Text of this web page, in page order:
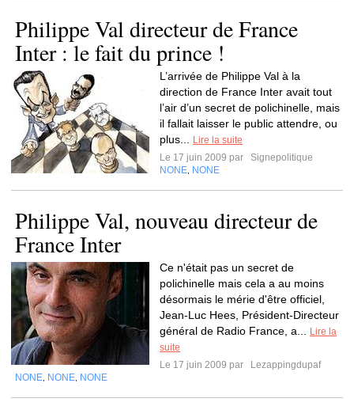
Philippe Val directeur de France
Inter : le fait du prince !
L’arrivée de Philippe Val à la
direction de France Inter avait tout
l’air d’un secret de polichinelle, mais
il fallait laisser le public attendre, ou
plus...
Lire la suite
Le 17 juin 2009 par
Signepolitique
NONE NONE
Philippe Val, nouveau directeur de
France Inter
Ce n'était pas un secret de
polichinelle mais cela a au moins
désormais le mérie d'être officiel,
Jean-Luc Hees, Président-Directeur
général de Radio France, a...
Lire la
suite
Le 17 juin 2009 par
Lezappingdupaf
NONE NONE NONE